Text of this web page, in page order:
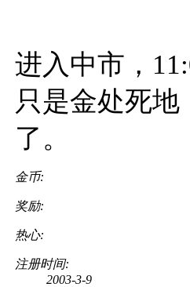
进入中市，
只是金处死
了。
金币:
奖励:
热心:
注册时间:
2003-3-9